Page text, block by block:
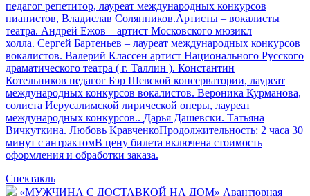
педагог репетитор, лауреат международных конкурсов
пианистов, Владислав Солянников.Артисты – вокалисты
театра. Андрей Ежов – артист Московского мюзикл
холла. Сергей Бартеньев – лауреат международных конкурсов
вокалистов. Валерий Классен артист Национального Русского
драматического театра ( г. Таллин ). Константин
Котельников педагог Бэр Шевской консерватории, лауреат
международных конкурсов вокалистов. Вероника Курманова,
солиста Иерусалимской лирической оперы, лауреат
международных конкурсов.. Дарья Дашевски. Татьяна
Вичкуткина. Любовь КравченкоПродолжительность: 2 часа 30
минут с антрактомВ цену билета включена стоимость
оформления и обработки заказа.
Спектакль
«МУЖЧИНА С ДОСТАВКОЙ НА ДОМ» Авантюрная